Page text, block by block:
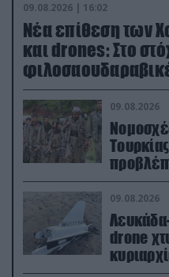
09.08.2026 | 16:02
Νέα επίθεση των
και drones: Στο
εγκαταστάσεις
09.08.2026
των
09.08.2026
drone